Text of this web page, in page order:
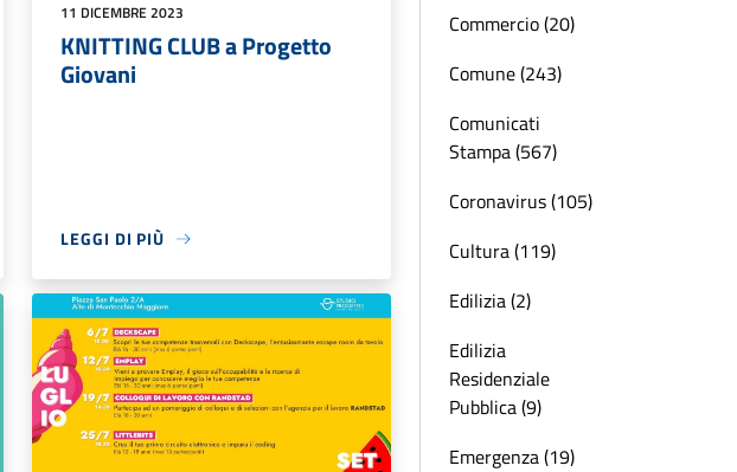
11 DICEMBRE 2023
KNITTING CLUB a Progetto
Giovani
LEGGI DI PIÙ
Commercio (20)
Comune (243)
Comunicati
Stampa (567)
Coronavirus (105)
Cultura (119)
Edilizia (2)
Edilizia
Residenziale
Pubblica (9)
Emergenza (19)